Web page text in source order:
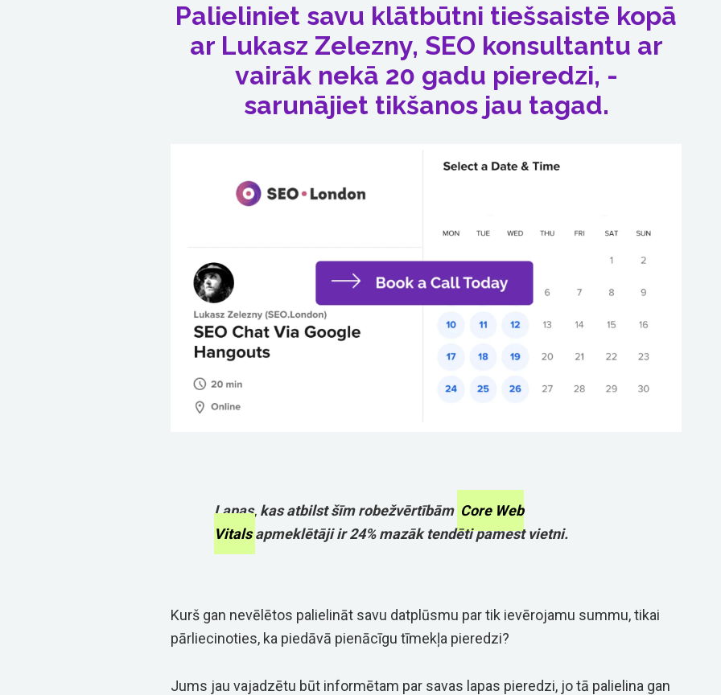
Palieliniet savu klātbūtni tiešsaistē kopā
ar Lukasz Zelezny, SEO konsultantu ar
vairāk nekā 20 gadu pieredzi, -
sarunājiet tikšanos jau tagad.
Lapas, kas atbilst šīm robežvērtībām Core Web
Vitalsapmeklētāji ir 24% mazāk tendēti pamest vietni.
Kurš gan nevēlētos palielināt savu datplūsmu par tik ievērojamu summu, tikai
pārliecinoties, ka piedāvā pienācīgu tīmekļa pieredzi?
Jums jau vajadzētu būt informētam par savas lapas pieredzi, jo tā palielina gan